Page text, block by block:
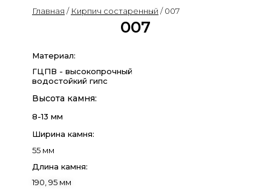
Главная / Кирпич состаренный / 007
007
Материал:
ГЦПВ - высокопрочный
водостойкий гипс
Высота камня:
8-13 мм
Ширина камня:
55 мм
Длина камня:
190, 95 мм